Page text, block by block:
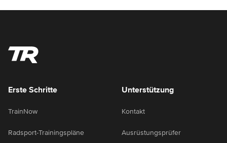
Erste Schritte
TrainNow
Radsport-Trainingspläne
Unterstützung
Kontakt
Ausrüstungsprüfer